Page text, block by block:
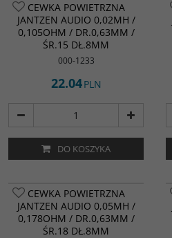
CEWKA POWIETRZNA
JANTZEN AUDIO 0,02MH /
0,105OHM / DR.0,63MM /
ŚR.15 DŁ.8MM
000-1233
22.04PLN
DO KOSZYKA
CEWKA POWIETRZNA
JANTZEN AUDIO 0,05MH /
0,178OHM / DR.0,63MM /
ŚR.18 DŁ.8MM